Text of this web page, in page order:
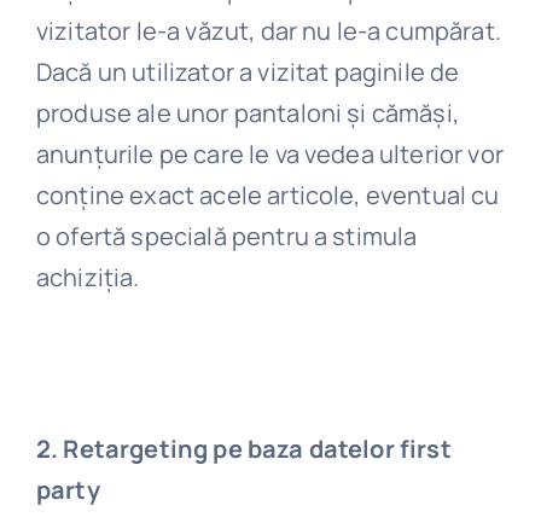
vizitator le-a văzut, dar nu le-a cumpărat.
Dacă un utilizator a vizitat paginile de
produse ale unor pantaloni și cămăși,
anunțurile pe care le va vedea ulterior vor
conține exact acele articole, eventual cu
o ofertă specială pentru a stimula
achiziția.
2. Retargeting pe baza datelor first
party